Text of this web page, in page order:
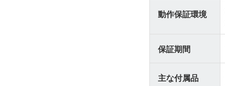
動作保証環境
保証期間
主な付属品